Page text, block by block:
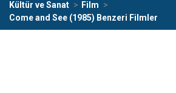
Kültür ve Sanat
Film
Come and See (1985) Benzeri Filmler